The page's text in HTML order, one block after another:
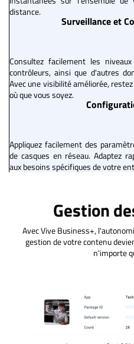
distance.
Surveillance et
Consultez facilement les
contrôleurs, ainsi que d'autres
Avec une visibilité améliorée,
où que vous soyez.
Appliquez facilement des
de casques en réseau. Adaptez
aux besoins spécifiques de votre
Gestion
Avec Vive Business+,
gestion de votre contenu
n'importe